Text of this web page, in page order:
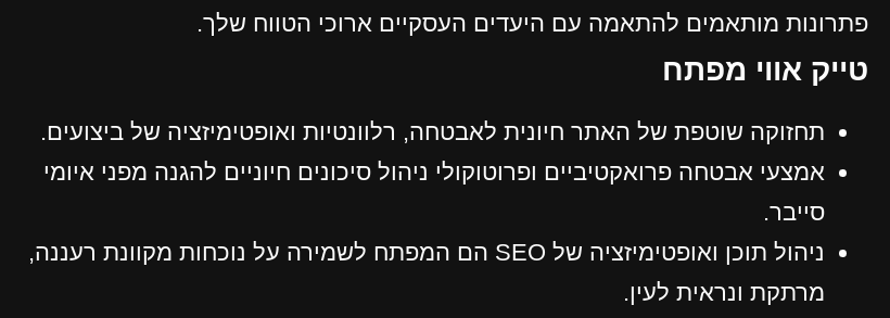
פתרונות מותאמים להתאמה עם היעדים העסקיים ארוכי הטווח שלך.
טייק אווי מפתח
תחזוקה שוטפת של האתר חיונית לאבטחה, רלוונטיות ואופטימיזציה של ביצועים.
אמצעי אבטחה פרואקטיביים ופרוטוקולי ניהול סיכונים חיוניים להגנה מפני איומי
סייבר.
ניהול תוכן ואופטימיזציה של SEO הם המפתח לשמירה על נוכחות מקוונת רעננה,
מרתקת ונראית לעין.